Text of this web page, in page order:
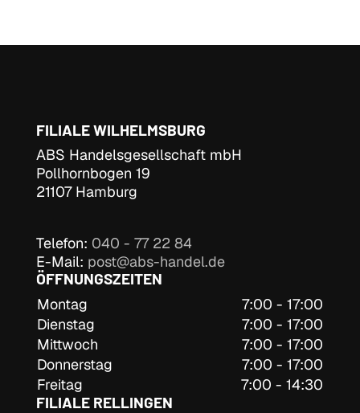
FILIALE WILHELMSBURG
ABS Handelsgesellschaft mbH
Pollhornbogen 19
21107 Hamburg
Telefon: 040 - 77 22 84
E-Mail: post@abs-handel.de
ÖFFNUNGSZEITEN
Montag
7:00 - 17:00
Dienstag
7:00 - 17:00
Mittwoch
7:00 - 17:00
Donnerstag
7:00 - 17:00
Freitag
7:00 - 14:30
FILIALE RELLINGEN